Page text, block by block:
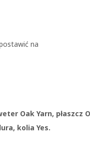
na
Oak Yarn, płaszcz
kolia Yes.